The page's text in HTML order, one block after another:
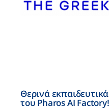
Θερινά
του Pharos AI Factory!